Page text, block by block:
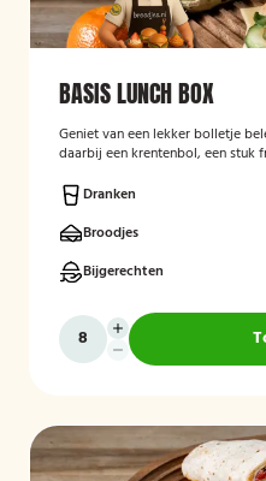
BASIS LUNCH BOX
Geniet van een lekker bolletje
daarbij een krentenbol, een stuk
Dranken
Broodjes
Bijgerechten